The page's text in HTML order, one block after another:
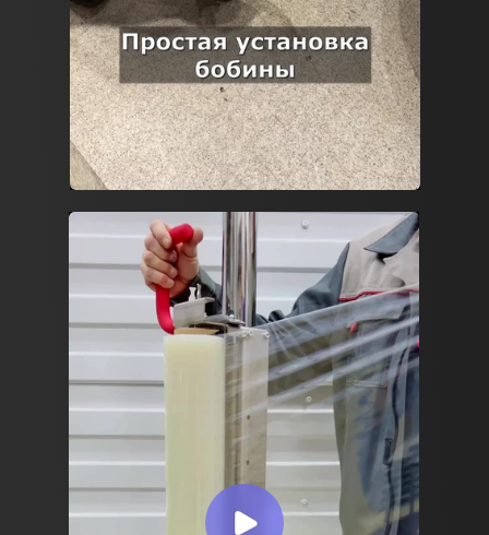
подойдет ресивер любого объема)
2. Эл.сеть – однофазная 220В